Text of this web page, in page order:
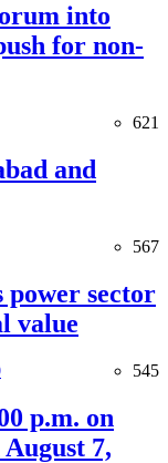
into
for non-
621
and
567
power sector
value
545
p.m. on
7,